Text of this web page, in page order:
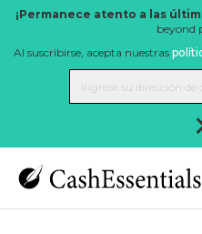
¡Permanece atento a las
beyond
Al suscribirse, acepta nuestras